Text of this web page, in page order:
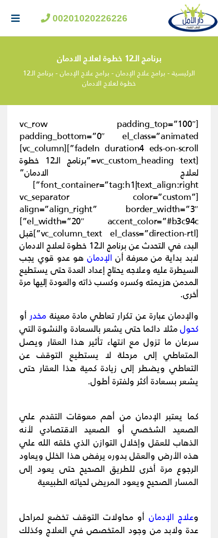
00201020226226
برنامج الـ12 خطوة لعلاج الادمان
الرئيسية-برامج علاج الإدمان-برامج علاج الإدمان- برنامج الـ12
خطوة لعلاج الادمان
[vc_row padding_top=”100″
padding_bottom=”0″ el_class=”animated
fadeIn duration4 eds-on-scroll”][vc_column]
[vc_custom_heading text=”برنامج الـ12 خطوة
لعلاج الادمان”
font_container=”tag:h1|text_align:right”]
[vc_separator color=”custom”
align=”align_right” border_width=”3″
el_width=”20″ accent_color=”#b3c94c”]
[vc_column_text el_class=”direction-rtl”] قبل
البدء في التحدث عن برنامج الـ12 خطوة لعلاج الادمان
لابد بداية من معرفة أن الإدمان هو عدو قوي يجب
السيطرة عليه وعلاجه يحتاج إعداد العدة حتى يستطيع
المدمن هزيمته وكسره وكسب ذاته والعودة إليها مرة
أخرى.
والإدمان عبارة عن تكرار تعاطي مادة معينة مخدرأو
كحولمثلا دائما حتى يشعر بالسعادة والنشوة التي
سرعان ما تزول مع انتهاء تأثير هذا العقار ويصل
المتعاطي إلى مرحلة لا يستطيع التوقف عن
التعاطي ويضطر إلى زيادة كمية هذا العقار حتى
يشعر بسعادة أكثر ولفترة أطول.
كما يعتبر الإدمان من أهم معوقات التقدم علي
الصعيد الشخصي أو الصعيد الاقتصادي لأنه
الذهاب للعقل وإخلال التوازن الذي خلقه الله علي
هذه الأرض والعقل بدوره يرفض هذا الخلل ويعاود
الرجوع مرة أخرى للطريق الصحيح حتى يعود إلى
المسار الصحيح ويعود المريض لحياته الطبيعية
وعلاج الإدمان أو محاولات التوقف تخضع لمراحل
عدة ولابد من وجود المتخصص في العلاج وكذلك